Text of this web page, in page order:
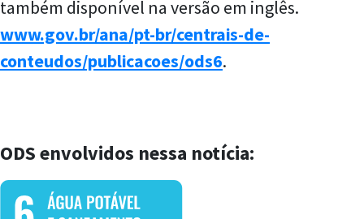
também disponível na versão em inglês.
www.gov.br/ana/pt-br/centrais-de-
conteudos/publicacoes/ods6.
ODS envolvidos nessa notícia: